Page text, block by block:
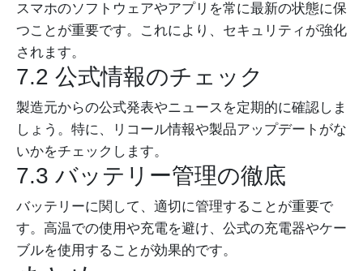
スマホのソフトウェアやアプリを常に最新の状態に保
つことが重要です。これにより、セキュリティが強化
されます。
7.2 公式情報のチェック
製造元からの公式発表やニュースを定期的に確認しま
しょう。特に、リコール情報や製品アップデートがな
いかをチェックします。
7.3 バッテリー管理の徹底
バッテリーに関して、適切に管理することが重要で
す。高温での使用や充電を避け、公式の充電器やケー
ブルを使用することが効果的です。